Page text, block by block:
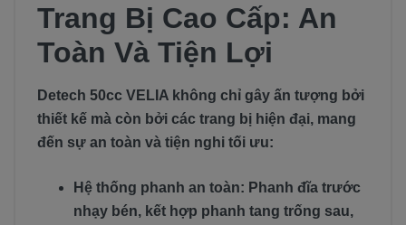
Trang Bị Cao Cấp: An
Toàn Và Tiện Lợi
Detech 50cc VELIA không chỉ gây ấn tượng bởi
thiết kế mà còn bởi các trang bị hiện đại, mang
đến sự an toàn và tiện nghi tối ưu:
Hệ thống phanh an toàn: Phanh đĩa trước
nhạy bén, kết hợp phanh tang trống sau,